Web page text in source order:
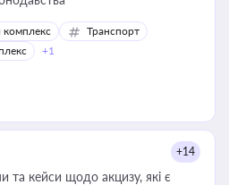
комплекс
Транспорт
+1
+14
та кейси щодо акцизу, які є